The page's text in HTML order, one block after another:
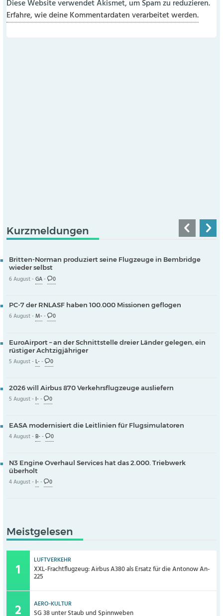
Diese Website verwendet Akismet, um Spam zu reduzieren.
Erfahre, wie deine Kommentardaten verarbeitet werden.
Kurzmeldungen
Britten-Norman produziert seine Flugzeuge in Bembridge
wieder selbst
6 August -GA- 0
PC-7 der RNLASF haben 100.000 Missionen geflogen
6 August -M-- 0
EuroAirport – an der Schnittstelle dreier Länder gelegen, ein
rüstiger Achtzigjähriger
5 August -L-- 0
2026 will Airbus 870 Verkehrsflugzeuge ausliefern
5 August - I-- 0
EASA modernisiert die Leitlinien für Flugsimulatoren
4 August -B-- 0
N3 Engine Overhaul Services hat das 2.000. Triebwerk
überholt
4 August - I-- 0
Meistgelesen
LUFTVERKEHR
XXL-Frachtflugzeug: Airbus A380 als Ersatz für die Antonow An-
225
AERO-KULTUR
SG 38 unter Staub und Spinnweben